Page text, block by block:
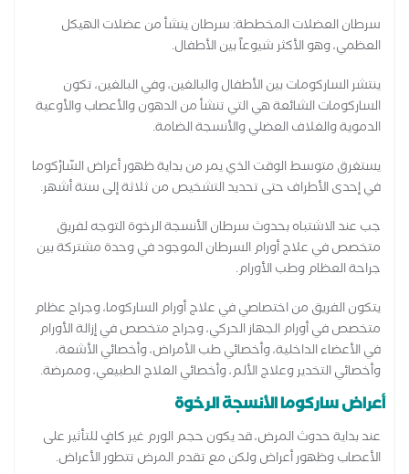
سرطان العضلات المخططة: سرطان ينشأ من عضلات الهيكل
العظمي، وهو الأكثر شيوعاً بين الأطفال.
ينتشر الساركومات بين الأطفال والبالغين، وفي البالغين، تكون
الساركومات الشائعة هي التي تنشأ من الدهون والأعصاب والأوعية
الدموية والغلاف العضلي والأنسجة الضامة.
يستغرق متوسط الوقت الذي يمر من بداية ظهور أعراض السّارْكوما
في إحدى الأطراف حتى تحديد التشخيص من ثلاثة إلى ستة أشهر.
جب عند الاشتباه بحدوث سرطان الأنسجة الرخوة التوجه لفريق
متخصص في علاج أورام السرطان الموجود في وحدة مشتركة بين
جراحة العظام وطب الأورام.
يتكون الفريق من اختصاصي في علاج أورام الساركوما، وجراح عظام
متخصص في أورام الجهاز الحركي، وجراح متخصص في إزالة الأورام
في الأعضاء الداخلية، وأخصائي طب الأمراض، وأخصائي الأشعة،
وأخصائي التخدير وعلاج الألم، وأخصائي العلاج الطبيعي، وممرضة.
أعراض ساركوما الأنسجة الرخوة
عند بداية حدوث المرض، قد يكون حجم الورم غير كافٍ للتأثير على
الأعصاب وظهور أعراض ولكن مع تقدم المرض تتطور الأعراض.